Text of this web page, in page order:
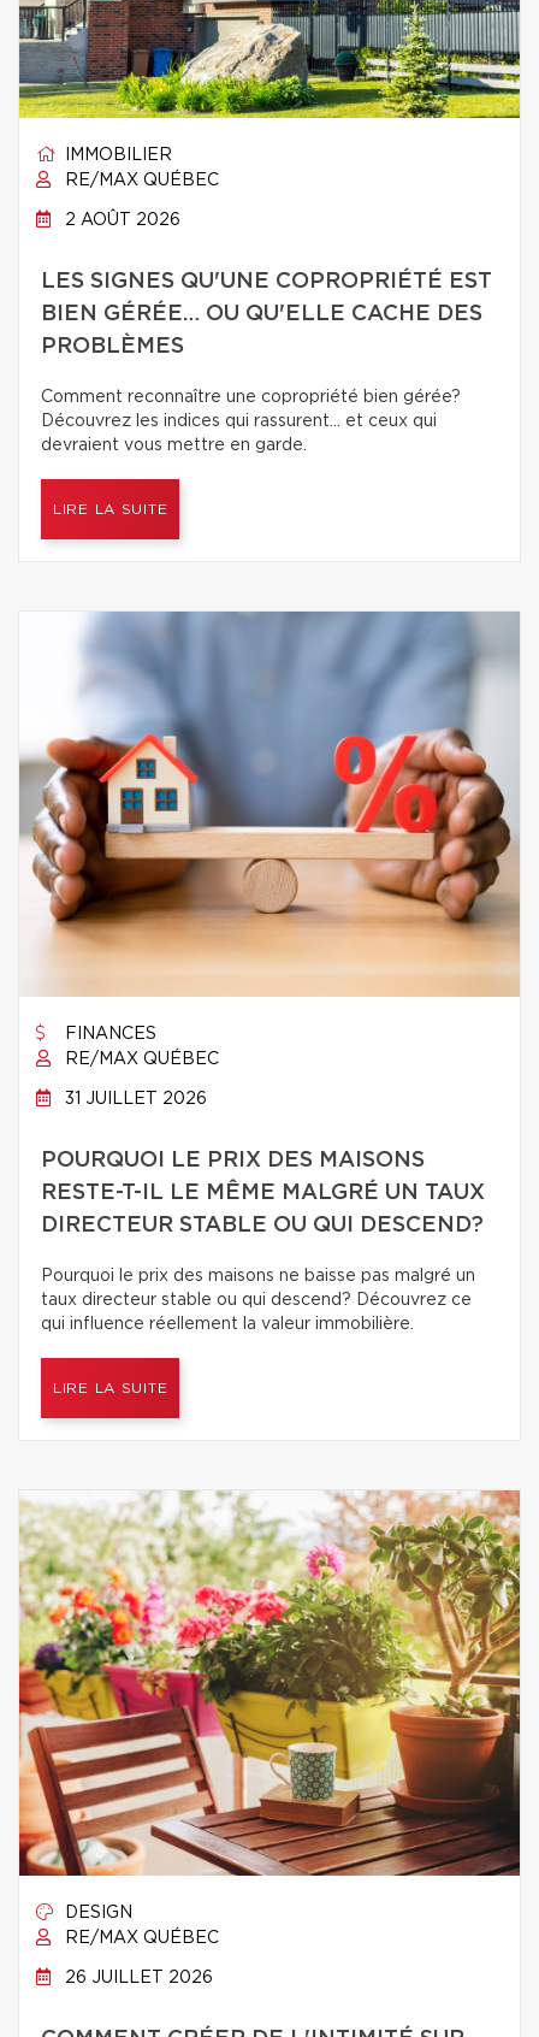
IMMOBILIER
RE/MAX QUÉBEC
2 AOÛT 2026
LES SIGNES QU'UNE COPROPRIÉTÉ EST
BIEN GÉRÉE… OU QU'ELLE CACHE DES
PROBLÈMES
Comment reconnaître une copropriété bien gérée?
Découvrez les indices qui rassurent… et ceux qui
devraient vous mettre en garde.
LIRE LA SUITE
FINANCES
RE/MAX QUÉBEC
31 JUILLET 2026
POURQUOI LE PRIX DES MAISONS
RESTE-T-IL LE MÊME MALGRÉ UN TAUX
DIRECTEUR STABLE OU QUI DESCEND?
Pourquoi le prix des maisons ne baisse pas malgré un
taux directeur stable ou qui descend? Découvrez ce
qui influence réellement la valeur immobilière.
LIRE LA SUITE
DESIGN
RE/MAX QUÉBEC
26 JUILLET 2026